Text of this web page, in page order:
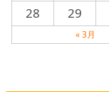
28
29
« 3月